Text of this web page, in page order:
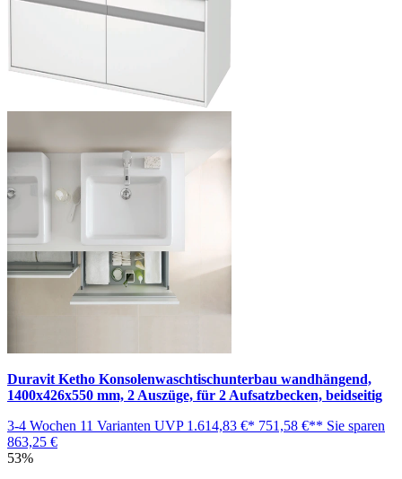
Duravit Ketho Konsolenwaschtischunterbau wandhängend,
1400x426x550 mm, 2 Auszüge, für 2 Aufsatzbecken, beidseitig
3-4 Wochen 11 Varianten UVP 1.614,83 €* 751,58 €** Sie sparen
863,25 €
53%